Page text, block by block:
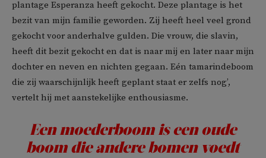
plantage Esperanza heeft gekocht. Deze plantage is het
bezit van mijn familie geworden. Zij heeft heel veel grond
gekocht voor anderhalve gulden. Die vrouw, die slavin,
heeft dit bezit gekocht en dat is naar mij en later naar mijn
dochter en neven en nichten gegaan. Eén tamarindeboom
die zij waarschijnlijk heeft geplant staat er zelfs nog’,
vertelt hij met aanstekelijke enthousiasme.
Een moederboom is een oude
boom die andere bomen voedt